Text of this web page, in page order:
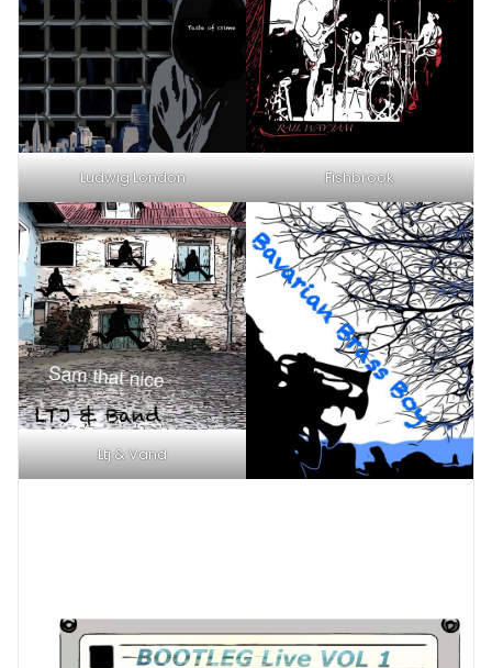
Ludwig London Fishbrook
Ltj & Vand